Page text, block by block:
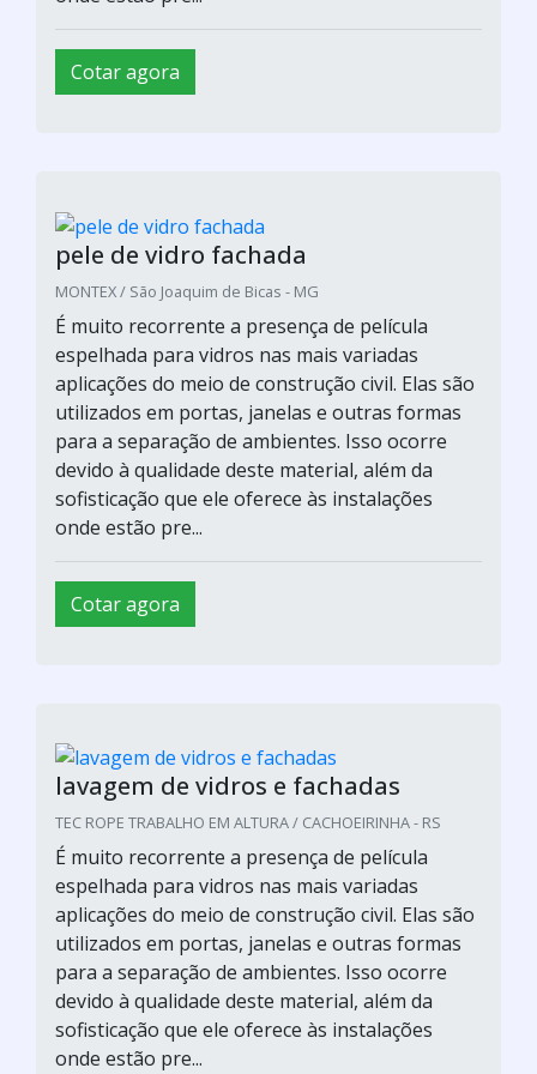
Cotar agora
pele de vidro fachada
MONTEX / São Joaquim de Bicas - MG
É muito recorrente a presença de película
espelhada para vidros nas mais variadas
aplicações do meio de construção civil. Elas são
utilizados em portas, janelas e outras formas
para a separação de ambientes. Isso ocorre
devido à qualidade deste material, além da
sofisticação que ele oferece às instalações
onde estão pre...
Cotar agora
lavagem de vidros e fachadas
TEC ROPE TRABALHO EM ALTURA / CACHOEIRINHA - RS
É muito recorrente a presença de película
espelhada para vidros nas mais variadas
aplicações do meio de construção civil. Elas são
utilizados em portas, janelas e outras formas
para a separação de ambientes. Isso ocorre
devido à qualidade deste material, além da
sofisticação que ele oferece às instalações
onde estão pre...